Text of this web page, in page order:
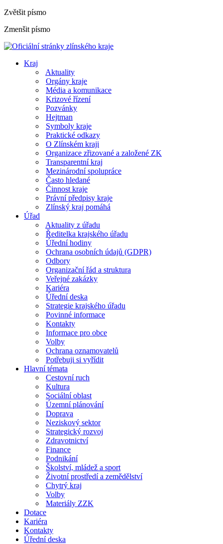
Zvětšit písmo
Zmenšit písmo
Kraj
Aktuality
Orgány kraje
Média a komunikace
Krizové řízení
Pozvánky
Hejtman
Symboly kraje
Praktické odkazy
O Zlínském kraji
Organizace zřizované a založené ZK
Transparentní kraj
Mezinárodní spolupráce
Často hledané
Činnost kraje
Právní předpisy kraje
Zlínský kraj pomáhá
Úřad
Aktuality z úřadu
Ředitelka krajského úřadu
Úřední hodiny
Ochrana osobních údajů (GDPR)
Odbory
Organizační řád a struktura
Veřejné zakázky
Kariéra
Úřední deska
Strategie krajského úřadu
Povinné informace
Kontakty
Informace pro obce
Volby
Ochrana oznamovatelů
Potřebuji si vyřídit
Hlavní témata
Cestovní ruch
Kultura
Sociální oblast
Územní plánování
Doprava
Neziskový sektor
Strategický rozvoj
Zdravotnictví
Finance
Podnikání
Školství, mládež a sport
Životní prostředí a zemědělství
Chytrý kraj
Volby
Materiály ZZK
Dotace
Kariéra
Kontakty
Úřední deska